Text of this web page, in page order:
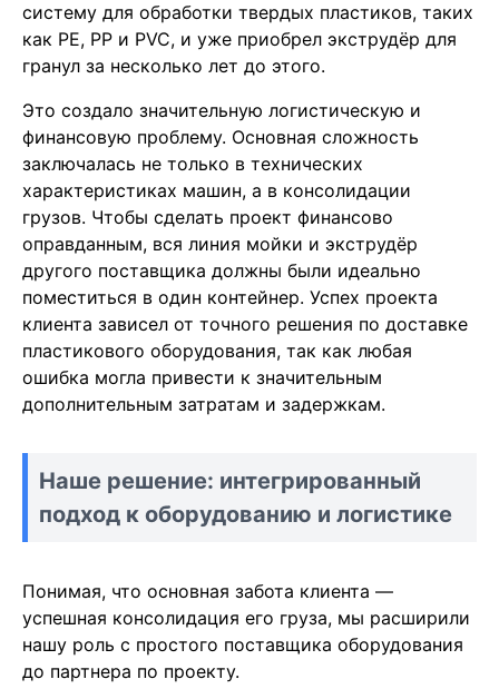
систему для обработки твердых пластиков, таких
как PE, PP и PVC, и уже приобрел экструдёр для
гранул за несколько лет до этого.
Это создало значительную логистическую и
финансовую проблему. Основная сложность
заключалась не только в технических
характеристиках машин, а в консолидации
грузов. Чтобы сделать проект финансово
оправданным, вся линия мойки и экструдёр
другого поставщика должны были идеально
поместиться в один контейнер. Успех проекта
клиента зависел от точного решения по доставке
пластикового оборудования, так как любая
ошибка могла привести к значительным
дополнительным затратам и задержкам.
Наше решение: интегрированный
подход к оборудованию и логистике
Понимая, что основная забота клиента —
успешная консолидация его груза, мы расширили
нашу роль с простого поставщика оборудования
до партнера по проекту.